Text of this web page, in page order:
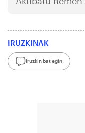
IRUZKINAK
Iruzkin bat egin